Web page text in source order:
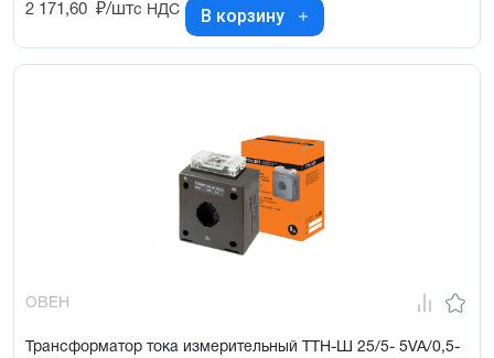
2 171,60 ₽/штс НДС В корзину
ОВЕН
Трансформатор тока измерительный ТТН-Ш 25/5- 5VA/0,5-